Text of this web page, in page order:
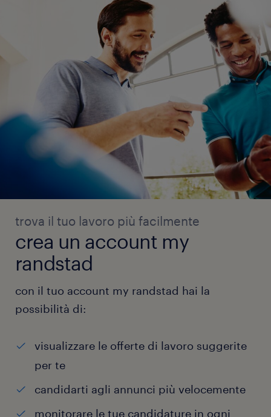
trova il tuo lavoro più facilmente
crea un account my
randstad
con il tuo account my randstad hai la
possibilità di:
visualizzare le offerte di lavoro suggerite
per te
candidarti agli annunci più velocemente
monitorare le tue candidature in ogni